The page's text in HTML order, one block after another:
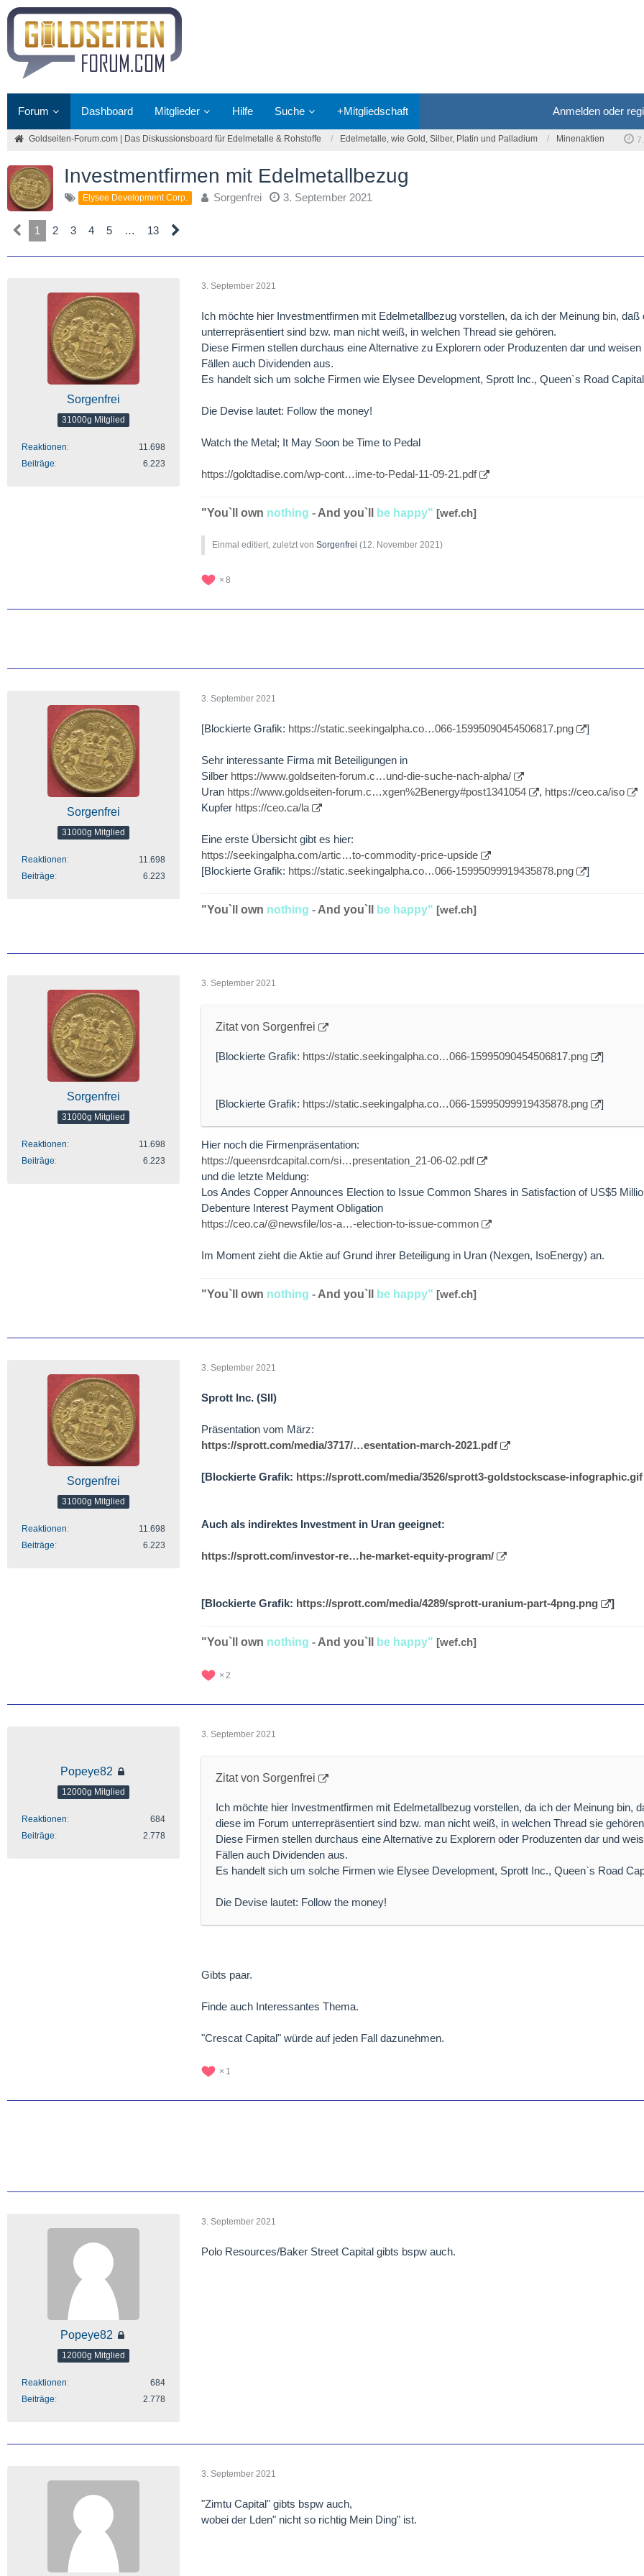
Forum Dashboard Mitglieder Hilfe Suche +Mitgliedschaft Anmelden oder
Goldseiten-Forum.com | Das Diskussionsboard für Edelmetalle & Rohstoffe Edelmetalle, wie Gold, Silber, Platin und Palladium Minenaktien
Investmentfirmen mit Edelmetallbezug
Elysee Development Corp. Sorgenfrei 3. September 2021
1 2 3 4 5 … 13
Sorgenfrei
31000g Mitglied
Reaktionen
11.698
Beiträge
6.223
3. September 2021
Ich möchte hier Investmentfirmen mit Edelmetallbezug vorstellen, da ich der Meinung bin, daß
unterrepräsentiert sind bzw. man nicht weiß, in welchen Thread sie gehören.
Diese Firmen stellen durchaus eine Alternative zu Explorern oder Produzenten dar und
Fällen auch Dividenden aus.
Es handelt sich um solche Firmen wie Elysee Development, Sprott Inc., Queen`s Road
Die Devise lautet: Follow the money!
Watch the Metal; It May Soon be Time to Pedal
https://goldtadise.com/wp-cont…ime-to-Pedal-11-09-21.pdf
"You`ll own nothing - And you`ll be happy" [wef.ch]
Einmal editiert, zuletzt von Sorgenfrei (12. November 2021)
8
Sorgenfrei
31000g Mitglied
Reaktionen
11.698
Beiträge
6.223
3. September 2021
[Blockierte Grafik: https://static.seekingalpha.co…066-15995090454506817.png ]
Sehr interessante Firma mit Beteiligungen in
Silber https://www.goldseiten-forum.c…und-die-suche-nach-alpha/
Uran https://www.goldseiten-forum.c…xgen%2Benergy#post1341054 , https://ceo.ca/iso
Kupfer https://ceo.ca/la
Eine erste Übersicht gibt es hier:
https://seekingalpha.com/artic…to-commodity-price-upside
[Blockierte Grafik: https://static.seekingalpha.co…066-15995099919435878.png ]
"You`ll own nothing - And you`ll be happy" [wef.ch]
Sorgenfrei
31000g Mitglied
Reaktionen
11.698
Beiträge
6.223
3. September 2021
Zitat von Sorgenfrei
[Blockierte Grafik: https://static.seekingalpha.co…066-15995090454506817.png ]
[Blockierte Grafik: https://static.seekingalpha.co…066-15995099919435878.png ]
Hier noch die Firmenpräsentation:
https://queensrdcapital.com/si…presentation_21-06-02.pdf
und die letzte Meldung:
Los Andes Copper Announces Election to Issue Common Shares in Satisfaction of US$5
Debenture Interest Payment Obligation
https://ceo.ca/@newsfile/los-a…-election-to-issue-common
Im Moment zieht die Aktie auf Grund ihrer Beteiligung in Uran (Nexgen, IsoEnergy) an.
"You`ll own nothing - And you`ll be happy" [wef.ch]
Sorgenfrei
31000g Mitglied
Reaktionen
11.698
Beiträge
6.223
3. September 2021
Sprott Inc. (SII)
Präsentation vom März:
https://sprott.com/media/3717/…esentation-march-2021.pdf
[Blockierte Grafik: https://sprott.com/media/3526/sprott3-goldstockscase-infographic.gif
Auch als indirektes Investment in Uran geeignet:
https://sprott.com/investor-re…he-market-equity-program/
[Blockierte Grafik: https://sprott.com/media/4289/sprott-uranium-part-4png.png ]
"You`ll own nothing - And you`ll be happy" [wef.ch]
2
Popeye82
12000g Mitglied
Reaktionen
684
Beiträge
2.778
3. September 2021
Zitat von Sorgenfrei
Ich möchte hier Investmentfirmen mit Edelmetallbezug vorstellen, da ich der Meinung bin,
diese im Forum unterrepräsentiert sind bzw. man nicht weiß, in welchen Thread sie
Diese Firmen stellen durchaus eine Alternative zu Explorern oder Produzenten dar und
Fällen auch Dividenden aus.
Es handelt sich um solche Firmen wie Elysee Development, Sprott Inc., Queen`s Road
Die Devise lautet: Follow the money!
Gibts paar.
Finde auch Interessantes Thema.
"Crescat Capital" würde auf jeden Fall dazunehmen.
1
Popeye82
12000g Mitglied
Reaktionen
684
Beiträge
2.778
3. September 2021
Polo Resources/Baker Street Capital gibts bspw auch.
3. September 2021
"Zimtu Capital" gibts bspw auch,
wobei der Lden" nicht so richtig Mein Ding" ist.